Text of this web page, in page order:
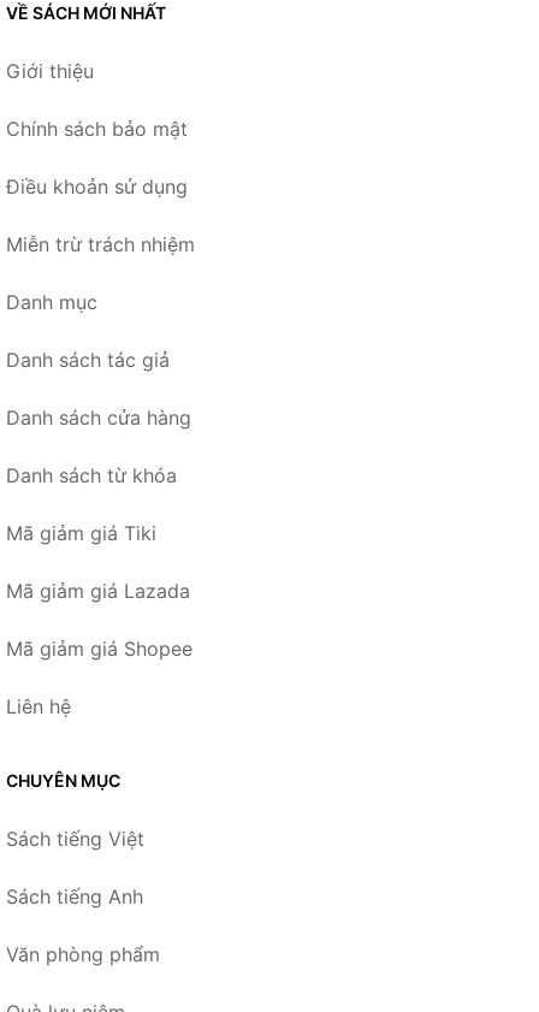
VỀ SÁCH MỚI NHẤT
Giới thiệu
Chính sách bảo mật
Điều khoản sử dụng
Miễn trừ trách nhiệm
Danh mục
Danh sách tác giả
Danh sách cửa hàng
Danh sách từ khóa
Mã giảm giá Tiki
Mã giảm giá Lazada
Mã giảm giá Shopee
Liên hệ
CHUYÊN MỤC
Sách tiếng Việt
Sách tiếng Anh
Văn phòng phẩm